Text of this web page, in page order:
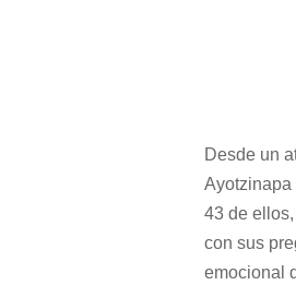
Desde un
Ayotzinapa
43 de
con sus
emocional